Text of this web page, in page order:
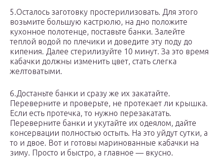
5.Осталось заготовку простерилизовать. Для этого
возьмите большую кастрюлю, на дно положите
кухонное полотенце, поставьте банки. Залейте
теплой водой по плечики и доведите эту поду до
кипения. Далее стерилизуйте 10 минут. За это время
кабачки должны изменить цвет, стать слегка
желтоватыми.
6.Достаньте банки и сразу же их закатайте.
Переверните и проверьте, не протекает ли крышка.
Если есть протечка, то нужно перезакатать.
Переверните банки и укутайте их одеялом, дайте
консервации полностью остыть. На это уйдут сутки, а
то и двое. Вот и готовы маринованные кабачки на
зиму. Просто и быстро, а главное — вкусно.